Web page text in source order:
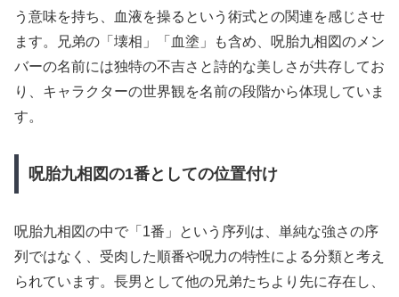
う意味を持ち、血液を操るという術式との関連を感じさせ
ます。兄弟の「壊相」「血塗」も含め、呪胎九相図のメン
バーの名前には独特の不吉さと詩的な美しさが共存してお
り、キャラクターの世界観を名前の段階から体現していま
す。
呪胎九相図の1番としての位置付け
呪胎九相図の中で「1番」という序列は、単純な強さの序
列ではなく、受肉した順番や呪力の特性による分類と考え
られています。長男として他の兄弟たちより先に存在し、